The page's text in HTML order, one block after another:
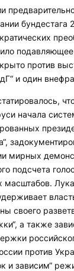
бундестага
против
и один
начала
мирных
подсчета
масштабов.
своего
а также
против
и зависим“